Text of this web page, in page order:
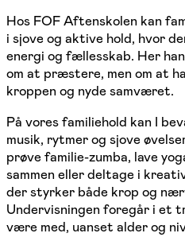
Hos FOF Aftenskolen kan
i sjove og aktive hold, hvor
energi og fællesskab. Her
om at præstere, men om at
kroppen og nyde samværet.
På vores familiehold kan I
musik, rytmer og sjove
prøve familie-zumba, lave
sammen eller deltage i
der styrker både krop og
Undervisningen foregår i et
være med, uanset alder og